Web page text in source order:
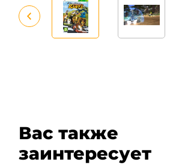
Вас также
заинтересует